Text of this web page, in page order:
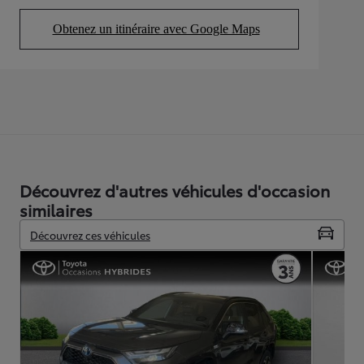
Obtenez un itinéraire avec Google Maps
(Opens in new tab)
Découvrez d'autres véhicules d'occasion
similaires
Découvrez ces véhicules